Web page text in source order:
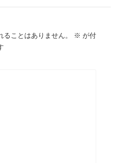
ことはありません。 ※ が付